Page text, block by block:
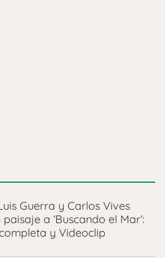
Guerra y Carlos Vives
a ‘Buscando el Mar’:
y Videoclip